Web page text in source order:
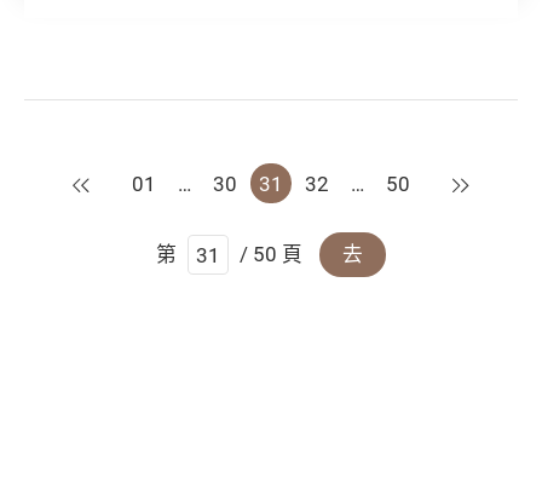
上一頁
01 … 30 31 32 … 50 下一頁
第 / 50 頁 去